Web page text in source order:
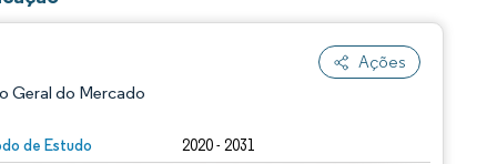
Ações
Geral do Mercado
de Estudo 2020 - 2031